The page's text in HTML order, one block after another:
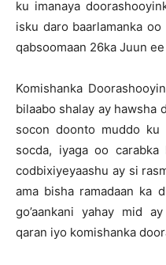
ku imanaya
isku daro baarlamanka
qabsoomaan 26ka Juun
Komishanka
bilaabo shalay ay hawsha
socon doonto muddo
socda, iyaga oo
codbixiyeyaashu ay si
ama bisha ramadaan ka
go’aankani yahay mid
qaran iyo komishanka